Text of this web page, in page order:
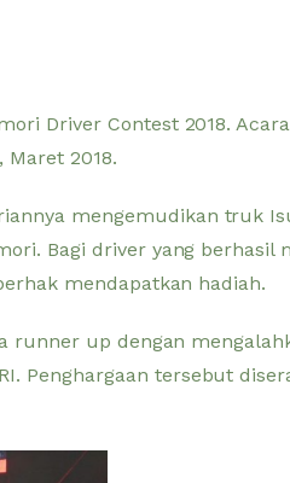
Driver Contest 2018.
2018.
mengemudikan truk
Bagi driver yang berhasil
mendapatkan hadiah.
runner up dengan
Penghargaan tersebut